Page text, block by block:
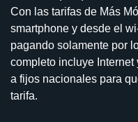
Con las tarifas de Más
smartphone y desde el
pagando solamente por
completo incluye
a fijos nacionales para
tarifa.